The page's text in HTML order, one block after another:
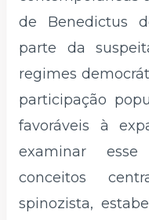
de Benedictus
parte da
regimes
participação
favoráveis à
examinar esse
conceitos
spinozista,